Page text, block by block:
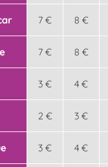
7 € 8 €
7 € 8 €
3 € 4 €
2 € 3 €
3 € 4 €